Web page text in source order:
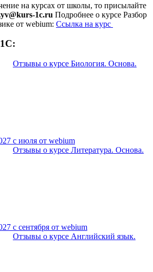
на курсах от школы, то присылайте
1c.ru Подробнее о курсе Разбор
от webium: Ссылка на курс
Отзывы о курсе Биология. Основа.
с июля от webium
Отзывы о курсе Литература. Основа.
с сентября от webium
Отзывы о курсе Английский язык.